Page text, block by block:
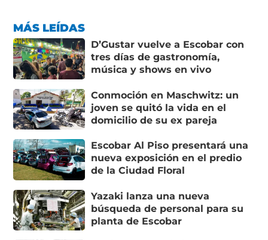
MÁS LEÍDAS
D’Gustar vuelve a Escobar con
tres días de gastronomía,
música y shows en vivo
Conmoción en Maschwitz: un
joven se quitó la vida en el
domicilio de su ex pareja
Escobar Al Piso presentará una
nueva exposición en el predio
de la Ciudad Floral
Yazaki lanza una nueva
búsqueda de personal para su
planta de Escobar